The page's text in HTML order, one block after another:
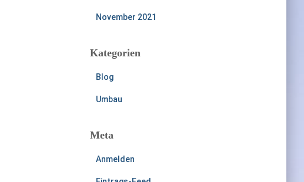
November 2021
Kategorien
Blog
Umbau
Meta
Anmelden